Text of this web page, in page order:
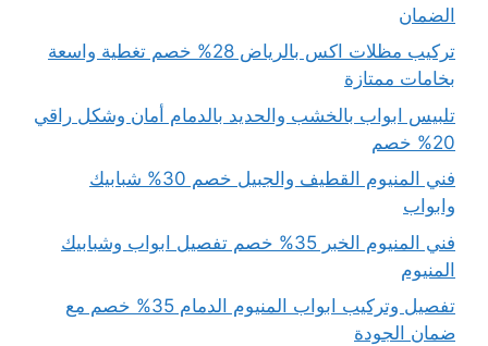
الضمان
تركيب مظلات اكس بالرياض 28% خصم تغطية واسعة
بخامات ممتازة
تلبيس ابواب بالخشب والحديد بالدمام أمان وشكل راقي
20% خصم
فني المنيوم القطيف والجبيل خصم 30% شبابيك
وابواب
فني المنيوم الخبر 35% خصم تفصيل ابواب وشبابيك
المنيوم
تفصيل وتركيب ابواب المنيوم الدمام 35% خصم مع
ضمان الجودة